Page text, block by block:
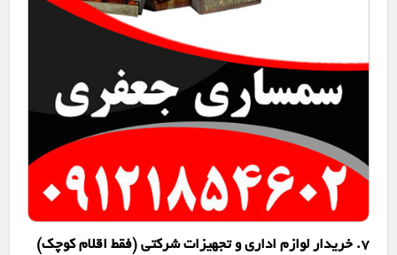
7. خریدار لوازم اداری و تجهیزات شرکتی (فقط اقلام کوچک)